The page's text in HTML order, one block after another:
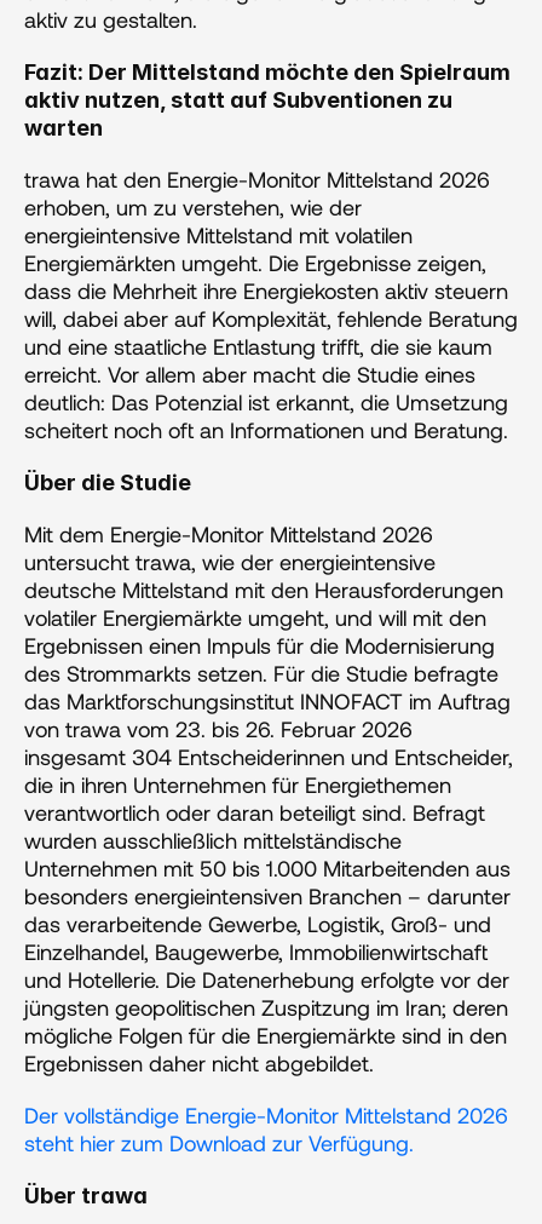
aktiv zu gestalten.
Fazit: Der Mittelstand möchte den Spielraum
aktiv nutzen, statt auf Subventionen zu
warten
trawa hat den Energie-Monitor Mittelstand 2026
erhoben, um zu verstehen, wie der
energieintensive Mittelstand mit volatilen
Energiemärkten umgeht. Die Ergebnisse zeigen,
dass die Mehrheit ihre Energiekosten aktiv steuern
will, dabei aber auf Komplexität, fehlende Beratung
und eine staatliche Entlastung trifft, die sie kaum
erreicht. Vor allem aber macht die Studie eines
deutlich: Das Potenzial ist erkannt, die Umsetzung
scheitert noch oft an Informationen und Beratung.
Über die Studie
Mit dem Energie-Monitor Mittelstand 2026
untersucht trawa, wie der energieintensive
deutsche Mittelstand mit den Herausforderungen
volatiler Energiemärkte umgeht, und will mit den
Ergebnissen einen Impuls für die Modernisierung
des Strommarkts setzen. Für die Studie befragte
das Marktforschungsinstitut INNOFACT im Auftrag
von trawa vom 23. bis 26. Februar 2026
insgesamt 304 Entscheiderinnen und Entscheider,
die in ihren Unternehmen für Energiethemen
verantwortlich oder daran beteiligt sind. Befragt
wurden ausschließlich mittelständische
Unternehmen mit 50 bis 1.000 Mitarbeitenden aus
besonders energieintensiven Branchen – darunter
das verarbeitende Gewerbe, Logistik, Groß- und
Einzelhandel, Baugewerbe, Immobilienwirtschaft
und Hotellerie. Die Datenerhebung erfolgte vor der
jüngsten geopolitischen Zuspitzung im Iran; deren
mögliche Folgen für die Energiemärkte sind in den
Ergebnissen daher nicht abgebildet.
Der vollständige Energie-Monitor Mittelstand 2026
steht hier zum Download zur Verfügung.
Über trawa